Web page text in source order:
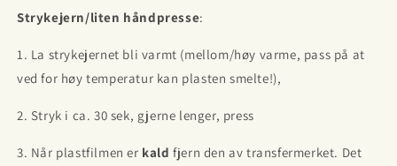
Strykejern/liten håndpresse:
1. La strykejernet bli varmt (mellom/høy varme, pass på at
ved for høy temperatur kan plasten smelte!),
2. Stryk i ca. 30 sek, gjerne lenger, press
3. Når plastfilmen er kald fjern den av transfermerket. Det